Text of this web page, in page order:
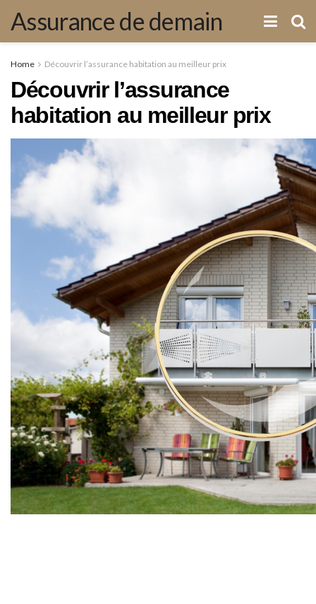
Assurance de demain
Home Découvrir l’assurance habitation au meilleur prix
Découvrir l’assurance
habitation au meilleur prix